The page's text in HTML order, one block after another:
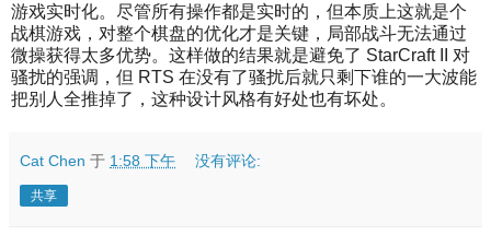
游戏实时化。尽管所有操作都是实时的，但本质上这就是个
战棋游戏，对整个棋盘的优化才是关键，局部战斗无法通过
微操获得太多优势。这样做的结果就是避免了 StarCraft II 对
骚扰的强调，但 RTS 在没有了骚扰后就只剩下谁的一大波能
把别人全推掉了，这种设计风格有好处也有坏处。
Cat Chen 于 1:58 下午 没有评论:
共享